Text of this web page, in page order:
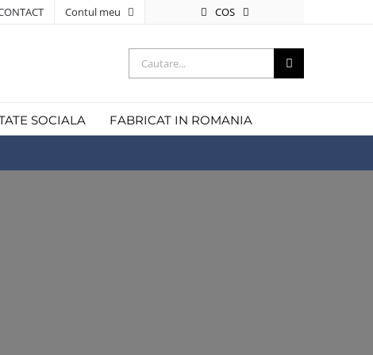
Contul meu COS
Cautare...
SOCIALA FABRICAT IN ROMANIA